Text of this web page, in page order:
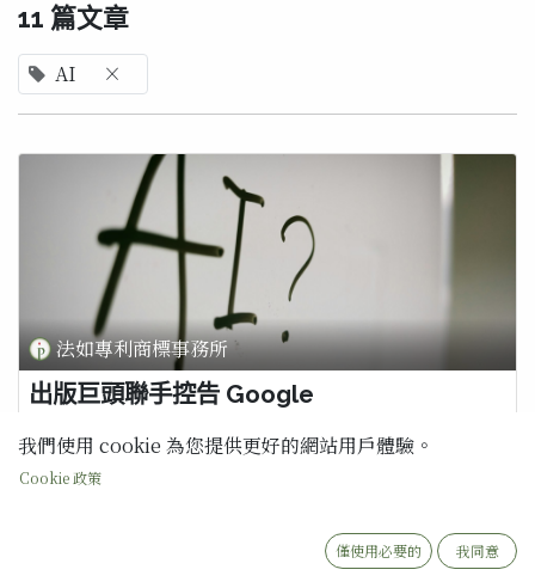
11 篇文章
AI ×
法如專利商標事務所
出版巨頭聯手控告 Google
知名暢銷作家，於美國紐約南區聯邦地區法院（SDNY）對 Google
提起著作權侵權的集體訴訟。原告指控 Google 在開發與訓練其生成
式 AI 模型（Gemini）的過程中，進行了規模龐大且未經授權的版權
我們使用 cookie 為您提供更好的網站用戶體驗。
Cookie 政策
僅使用必要的 我同意